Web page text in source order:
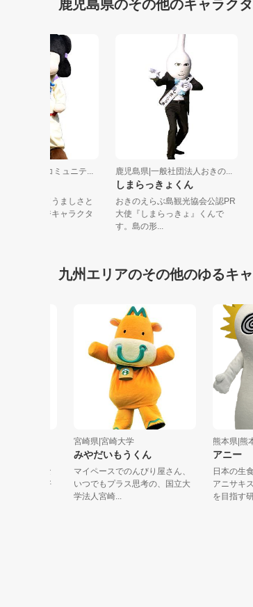
鹿児島県のその他のキャラク
児島県|美里吾平コミュニテ...
屋市の美里吾平（うましさと
いら）のイメージキャラクタ
鹿児島県|一般社団法人おきの...
しまらっきょくん
おきのえらぶ島観光協会公認
大使『しまらっきょ』くんで
す。島の形...
九州エリアのその他のゆるキ
宮崎県|宮崎大学
みやだいもうくん
マイペースでのんびり屋さん、
いつでもプラス思考の、国立大
学法人宮崎...
熊本県|熊本大
アニー
日本の生食文
アニサキス撃
を目指す研...